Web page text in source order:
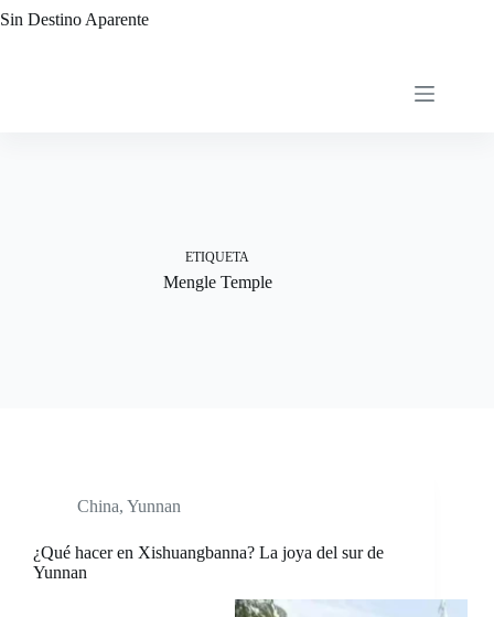
al
Sin Destino Aparente
ETIQUETA
Mengle Temple
China, Yunnan
¿Qué hacer en Xishuangbanna? La joya del sur de
Yunnan